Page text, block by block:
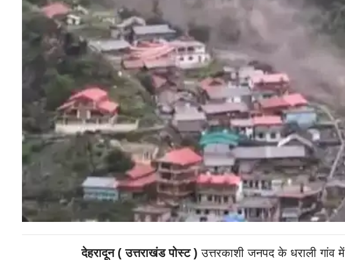
देहरादून ( उत्तराखंड पोस्ट ) उत्तरकाशी जनपद के धराली गांव में